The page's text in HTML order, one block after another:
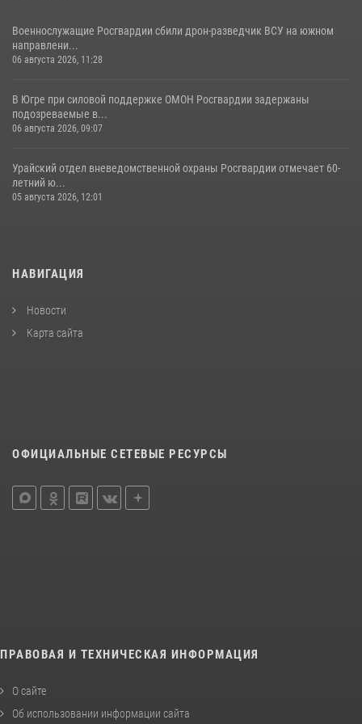
Военнослужащие Росгвардии сбили дрон-разведчик ВСУ на южном
направлени...
06 августа 2026, 11:28
В Югре при силовой поддержке ОМОН Росгвардии задержаны
подозреваемые в...
06 августа 2026, 09:07
Урайский отдел вневедомственной охраны Росгвардии отмечает 60-
летний ю...
05 августа 2026, 12:01
НАВИГАЦИЯ
Новости
Карта сайта
ОФИЦИАЛЬНЫЕ СЕТЕВЫЕ РЕСУРСЫ
ПРАВОВАЯ И ТЕХНИЧЕСКАЯ ИНФОРМАЦИЯ
О сайте
Об использовании информации сайта